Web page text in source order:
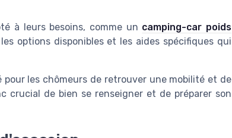
à leurs besoins, comme un camping-car poids
options disponibles et les aides spécifiques qui
les chômeurs de retrouver une mobilité et de
de bien se renseigner et de préparer son